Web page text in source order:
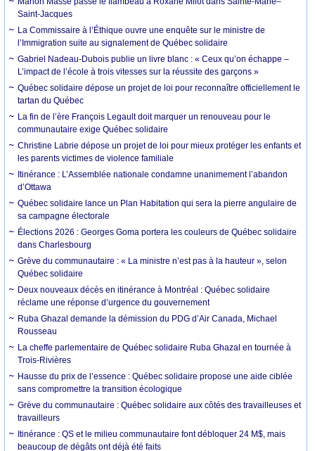
Saint-Jacques
La Commissaire à l’Éthique ouvre une enquête sur le ministre de
l’Immigration suite au signalement de Québec solidaire
Gabriel Nadeau-Dubois publie un livre blanc : « Ceux qu’on échappe –
L’impact de l’école à trois vitesses sur la réussite des garçons »
Québec solidaire dépose un projet de loi pour reconnaître officiellement le
tartan du Québec
La fin de l’ère François Legault doit marquer un renouveau pour le
communautaire exige Québec solidaire
Christine Labrie dépose un projet de loi pour mieux protéger les enfants et
les parents victimes de violence familiale
Itinérance : L’Assemblée nationale condamne unanimement l’abandon
d’Ottawa
Québec solidaire lance un Plan Habitation qui sera la pierre angulaire de
sa campagne électorale
Élections 2026 : Georges Goma portera les couleurs de Québec solidaire
dans Charlesbourg
Grève du communautaire : « La ministre n’est pas à la hauteur », selon
Québec solidaire
Deux nouveaux décès en itinérance à Montréal : Québec solidaire
réclame une réponse d’urgence du gouvernement
Ruba Ghazal demande la démission du PDG d’Air Canada, Michael
Rousseau
La cheffe parlementaire de Québec solidaire Ruba Ghazal en tournée à
Trois-Rivières
Hausse du prix de l’essence : Québec solidaire propose une aide ciblée
sans compromettre la transition écologique
Grève du communautaire : Québec solidaire aux côtés des travailleuses et
travailleurs
Itinérance : QS et le milieu communautaire font débloquer 24 M$, mais
beaucoup de dégâts ont déjà été faits